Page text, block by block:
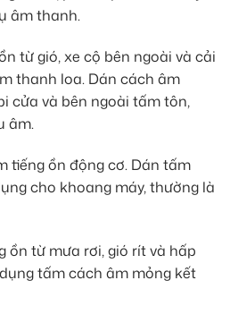
âm thanh.
từ gió, xe cộ bên ngoài và cải
thanh loa. Dán cách âm
cửa và bên ngoài tấm tôn,
âm.
tiếng ồn động cơ. Dán tấm
cho khoang máy, thường là
ồn từ mưa rơi, gió rít và hấp
tấm cách âm mỏng kết